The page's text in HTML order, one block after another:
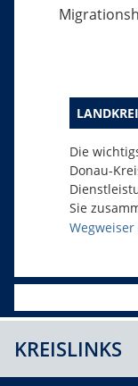
Die
Donau-
Sie
Wegweiser
KREISLINKS